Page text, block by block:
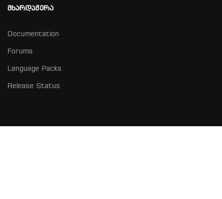
ᲛᲮᲐᲠᲓᲐᲭᲔᲠᲐ
Documentation
Forums
Language Packs
Release Status